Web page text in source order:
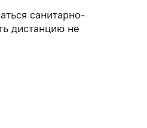
санитарно-
дистанцию не